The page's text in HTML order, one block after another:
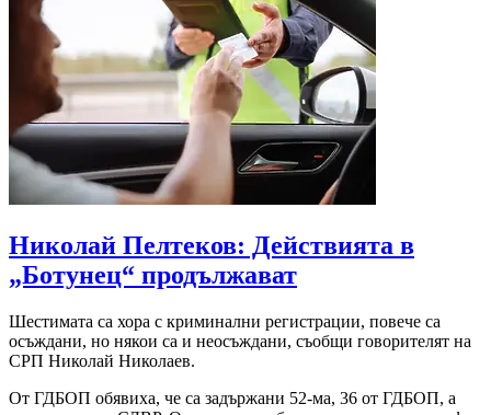
Николай Пелтеков: Действията в
„Ботунец“ продължават
Шестимата са хора с криминални регистрации, повече са
осъждани, но някои са и неосъждани, съобщи говорителят на
СРП Николай Николаев.
От ГДБОП обявиха, че са задържани 52-ма, 36 от ГДБОП, а